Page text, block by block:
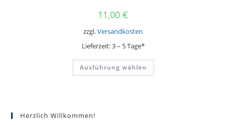
11,00 €
zzgl.Versandkosten
Lieferzeit:3 – 5 Tage*
Ausführung wählen
Dieses
weist
Herzlich Willkommen!